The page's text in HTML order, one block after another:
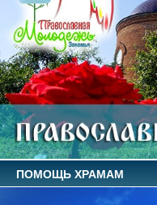
ПОМОЩЬ ХРАМАМ